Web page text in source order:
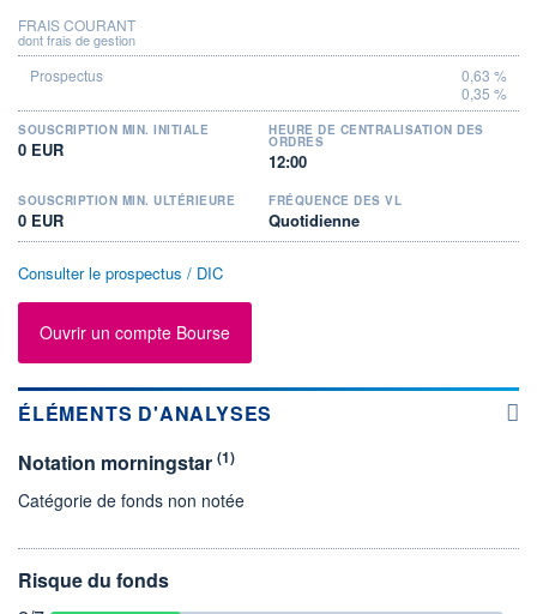
FRAIS COURANT
dont frais de gestion
0,63 %
0,35 %
SOUSCRIPTION MIN. INITIALE
0 EUR
HEURE DE CENTRALISATION DES
ORDRES
12:00
SOUSCRIPTION MIN. ULTÉRIEURE
0 EUR
FRÉQUENCE DES VL
Quotidienne
Consulter le prospectus / DIC
Ouvrir un compte Bourse
ÉLÉMENTS D'ANALYSES
Notation morningstar (1)
Catégorie de fonds non notée
Risque du fonds